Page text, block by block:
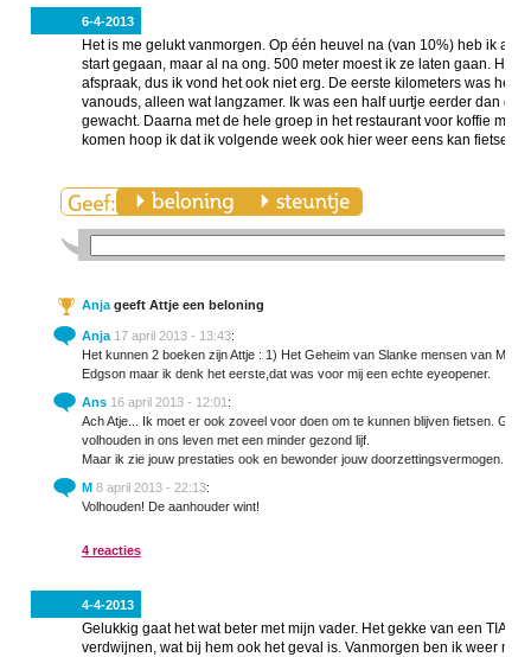
6-4-2013
Het is me gelukt vanmorgen. Op één heuvel na (van 10%) heb ik
start gegaan, maar al na ong. 500 meter moest ik ze laten gaan.
afspraak, dus ik vond het ook niet erg. De eerste kilometers was het
vanouds, alleen wat langzamer. Ik was een half uurtje eerder dan
gewacht. Daarna met de hele groep in het restaurant voor koffie met
komen hoop ik dat ik volgende week ook hier weer eens kan fietsen.
Anjageeft Attje een beloning
Anja 17 april 2013 - 13:43:
Het kunnen 2 boeken zijn Attje : 1) Het Geheim van Slanke mensen van
Edgson maar ik denk het eerste,dat was voor mij een echte eyeopener.
Ans 16 april 2013 - 12:01 :
Ach Atje... Ik moet er ook zoveel voor doen om te kunnen blijven fietsen.
volhouden in ons leven met een minder gezond lijf.
Maar ik zie jouw prestaties ook en bewonder jouw doorzettingsvermogen.
M 8 april 2013 - 22:13:
Volhouden! De aanhouder wint!
4 reacties
4-4-2013
Gelukkig gaat het wat beter met mijn vader. Het gekke van een TIA
verdwijnen, wat bij hem ook het geval is. Vanmorgen ben ik weer